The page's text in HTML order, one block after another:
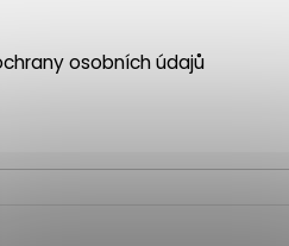
osobních údajů